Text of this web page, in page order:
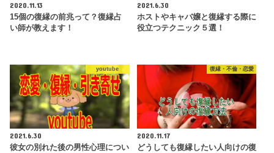
2020.11.13
15個の復縁の前兆って？復縁占
い師が教えます！
2021.6.30
ホストやキャバ嬢と復縁する際に
役立つテクニック５選！
youtube
2021.6.30
彼女の別れた後の男性心理につい
復縁・不倫・恋愛
2020.11.17
どうしても復縁したい人向けの復